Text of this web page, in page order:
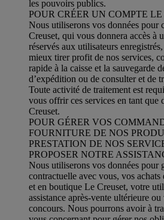
les pouvoirs publics.
POUR CRÉER UN COMPTE LE
Nous utiliserons vos données pour
Creuset, qui vous donnera accès à
réservés aux utilisateurs
mieux tirer profit de nos services,
rapide à la caisse et la sauvegarde
d’expédition ou de consulter et de
Toute activité de traitement est
vous offrir ces services en tant que
Creuset.
POUR GÉRER VOS
FOURNITURE DE NOS
PRESTATION DE NOS
PROPOSER NOTRE
Nous utiliserons vos données pour
contractuelle avec vous, vos
et en boutique Le Creuset, votre
assistance après-vente ultérieure
concours. Nous pourrons avoir à